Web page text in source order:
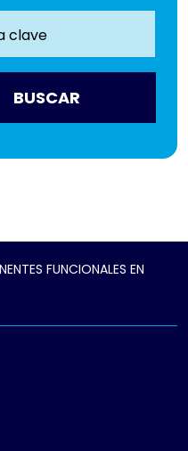
FUNCIONALES EN
clave
BUSCAR